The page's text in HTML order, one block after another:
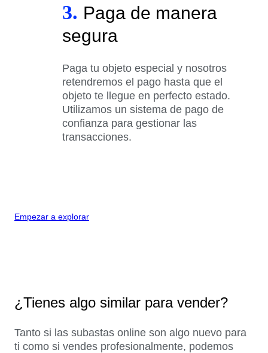
3. Paga de manera
segura
Paga tu objeto especial y nosotros
retendremos el pago hasta que el
objeto te llegue en perfecto estado.
Utilizamos un sistema de pago de
confianza para gestionar las
transacciones.
Empezar a explorar
¿Tienes algo similar para vender?
Tanto si las subastas online son algo nuevo para
ti como si vendes profesionalmente, podemos